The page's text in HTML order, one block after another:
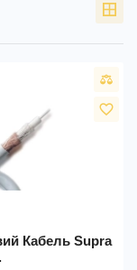
favorite_border
Кабель Supra